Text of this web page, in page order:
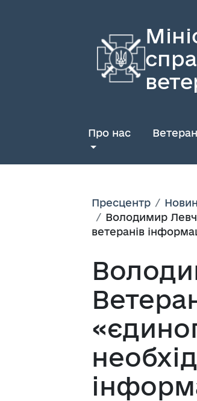
Про нас
Пресцентр
Володимир
ветеранів